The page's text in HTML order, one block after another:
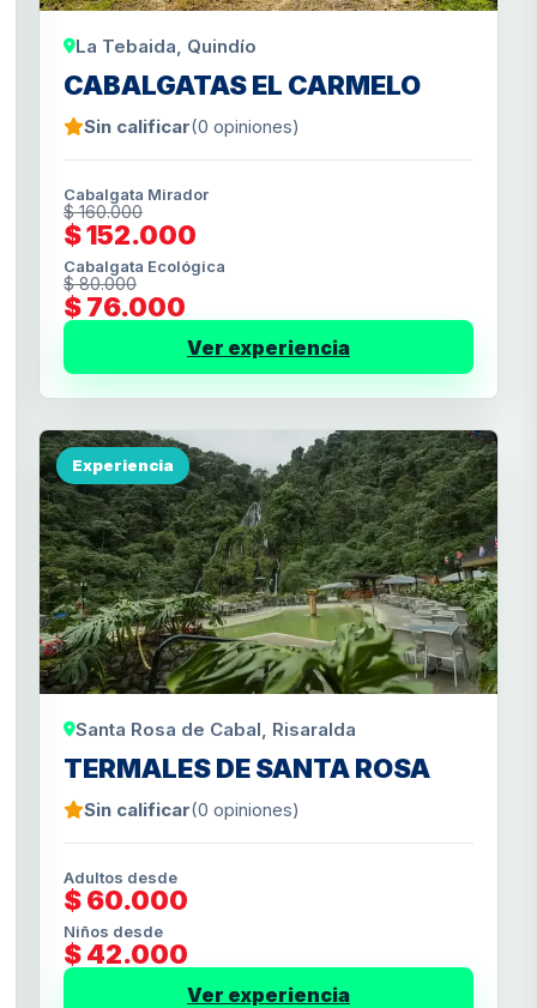
La Tebaida, Quindío
CABALGATAS EL CARMELO
Sin calificar(0 opiniones)
Cabalgata Mirador
$ 160.000
$ 152.000
Cabalgata Ecológica
$ 80.000
$ 76.000
Ver experiencia
Experiencia
Santa Rosa de Cabal, Risaralda
TERMALES DE SANTA ROSA
Sin calificar(0 opiniones)
Adultos desde
$ 60.000
Niños desde
$ 42.000
Ver experiencia